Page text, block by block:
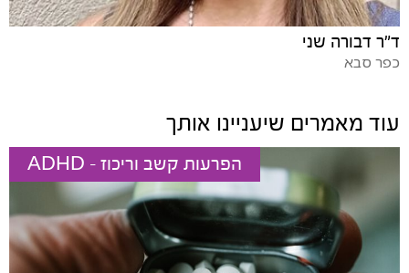
ד"ר דבורה שני
כפר סבא
עוד מאמרים שיעניינו אותך
הפרעות קשב וריכוז - ADHD